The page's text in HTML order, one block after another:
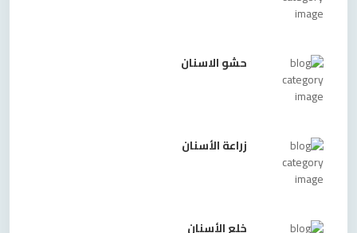
حشو الاسنان
زراعة الأسنان
خلع الأسنان